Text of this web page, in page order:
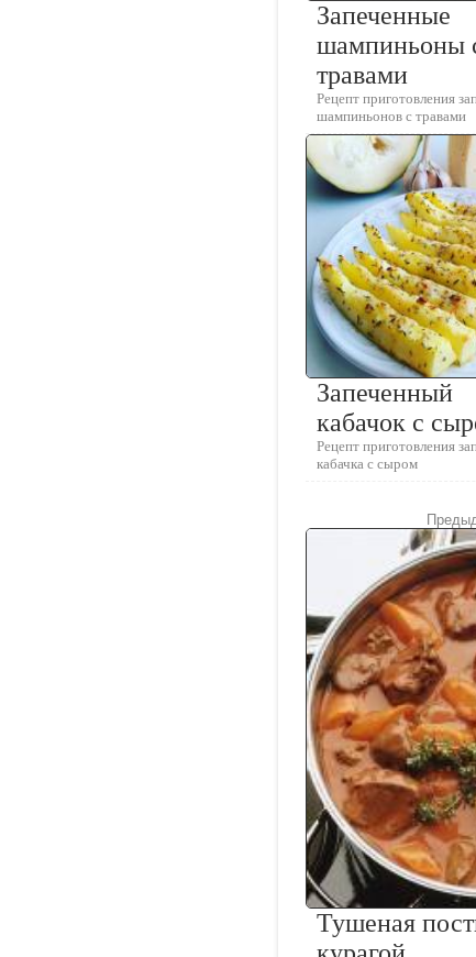
Запеченные
шампиньоны
травами
Рецепт приготовления
шампиньонов с травами
Запеченный
кабачок с
Рецепт приготовления
кабачка с сыром
Тушеная